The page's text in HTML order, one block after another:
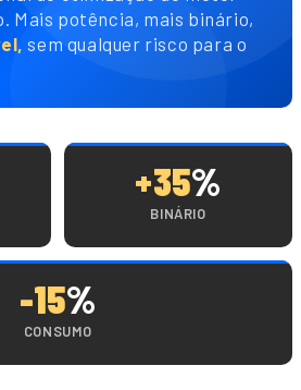
Mais potência, mais binário,
sem qualquer risco para o
+35%
BINÁRIO
-15%
CONSUMO